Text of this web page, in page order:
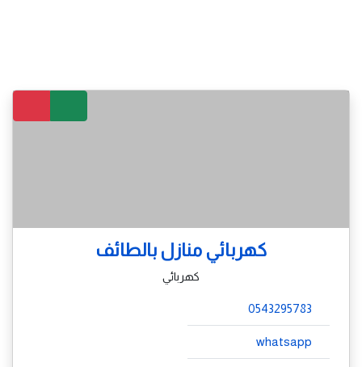
كهربائي منازل بالطائف
كهربائي
0543295783
whatsapp